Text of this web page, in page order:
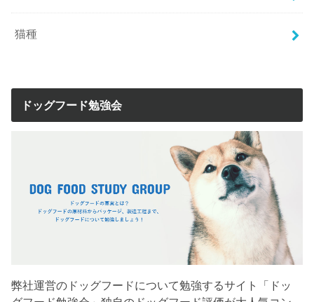
猫種
ドッグフード勉強会
弊社運営のドッグフードについて勉強するサイト「ドッ